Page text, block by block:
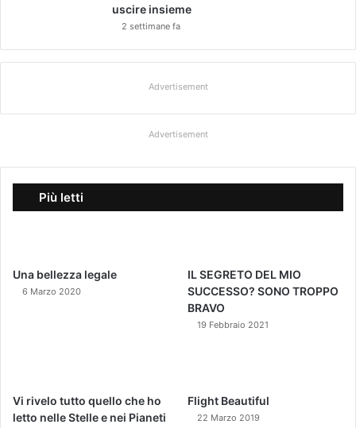
uscire insieme
2 settimane fa
Advertisement
Advertisement
Più letti
Una bellezza legale
6 Marzo 2020
IL SEGRETO DEL MIO
SUCCESSO? SONO TROPPO
BRAVO
19 Febbraio 2021
Vi rivelo tutto quello che ho
letto nelle Stelle e nei Pianeti
Flight Beautiful
22 Marzo 2019